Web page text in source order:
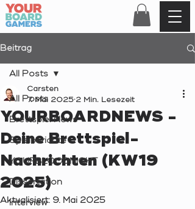
Beitrag
All Posts
Brettspiel News
Spielberichte
YOURBLOODNIGHT
Dissertation
Interview
All Posts
YOURBOARDNEWS -
Deine Brettspiel-
Nachrichten (KW19
2025)
Carsten
7. Mai 2025 2 Min. Lesezeit
Aktualisiert: 9. Mai 2025